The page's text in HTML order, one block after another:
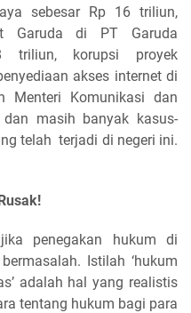
sebesar Rp 16 triliun,
Garuda di PT Garuda
triliun, korupsi proyek
akses internet di
Menteri Komunikasi dan
masih banyak kasus-
telah terjadi di negeri ini.
penegakan hukum di
Istilah ‘hukum
adalah hal yang realistis
tentang hukum bagi para